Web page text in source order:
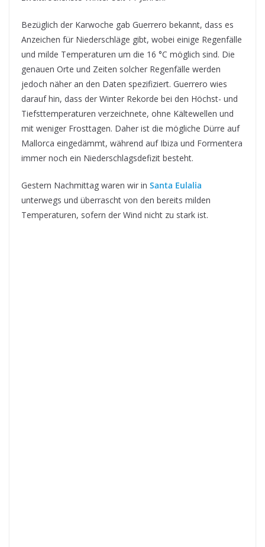
Bezüglich der Karwoche gab Guerrero bekannt, dass es
Anzeichen für Niederschläge gibt, wobei einige Regenfälle
und milde Temperaturen um die 16 °C möglich sind. Die
genauen Orte und Zeiten solcher Regenfälle werden
jedoch näher an den Daten spezifiziert. Guerrero wies
darauf hin, dass der Winter Rekorde bei den Höchst- und
Tiefsttemperaturen verzeichnete, ohne Kältewellen und
mit weniger Frosttagen. Daher ist die mögliche Dürre auf
Mallorca eingedämmt, während auf Ibiza und Formentera
immer noch ein Niederschlagsdefizit besteht.
Gestern Nachmittag waren wir in Santa Eulalia
unterwegs und überrascht von den bereits milden
Temperaturen, sofern der Wind nicht zu stark ist.